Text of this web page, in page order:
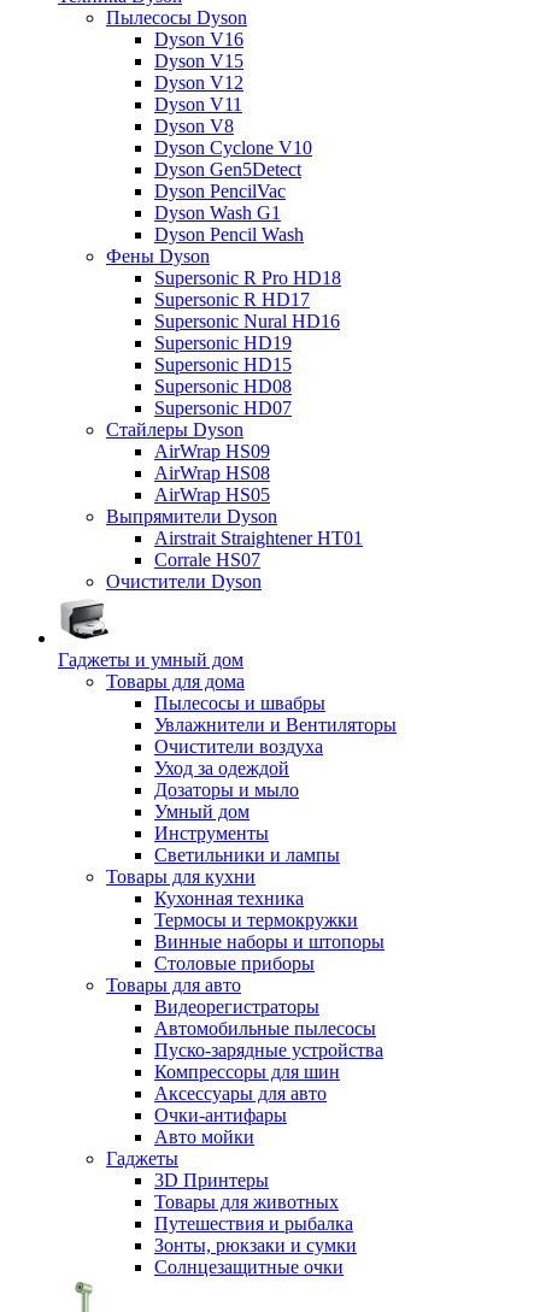
Пылесосы Dyson
Dyson V16
Dyson V15
Dyson V12
Dyson V11
Dyson V8
Dyson Cyclone V10
Dyson Gen5Detect
Dyson PencilVac
Dyson Wash G1
Dyson Pencil Wash
Фены Dyson
Supersonic R Pro HD18
Supersonic R HD17
Supersonic Nural HD16
Supersonic HD19
Supersonic HD15
Supersonic HD08
Supersonic HD07
Стайлеры Dyson
AirWrap HS09
AirWrap HS08
AirWrap HS05
Выпрямители Dyson
Airstrait Straightener HT01
Corrale HS07
Очистители Dyson
Гаджеты и умный дом
Товары для дома
Пылесосы и швабры
Увлажнители и Вентиляторы
Очистители воздуха
Уход за одеждой
Дозаторы и мыло
Умный дом
Инструменты
Светильники и лампы
Товары для кухни
Кухонная техника
Термосы и термокружки
Винные наборы и штопоры
Столовые приборы
Товары для авто
Видеорегистраторы
Автомобильные пылесосы
Пуско-зарядные устройства
Компрессоры для шин
Аксессуары для авто
Очки-антифары
Авто мойки
Гаджеты
3D Принтеры
Товары для животных
Путешествия и рыбалка
Зонты, рюкзаки и сумки
Солнцезащитные очки